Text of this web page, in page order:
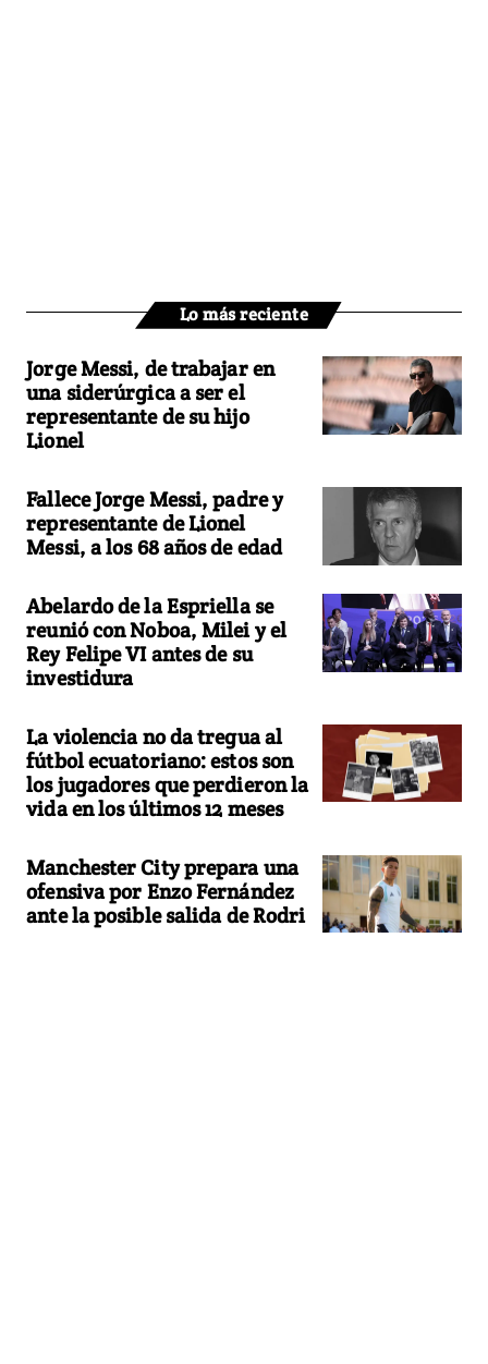
Lo más reciente
Jorge Messi, de trabajar en
una siderúrgica a ser el
representante de su hijo
Lionel
Fallece Jorge Messi, padre y
representante de Lionel
Messi, a los 68 años de edad
Abelardo de la Espriella se
reunió con Noboa, Milei y el
Rey Felipe VI antes de su
investidura
La violencia no da tregua al
fútbol ecuatoriano: estos son
los jugadores que perdieron la
vida en los últimos 12 meses
Manchester City prepara una
ofensiva por Enzo Fernández
ante la posible salida de Rodri